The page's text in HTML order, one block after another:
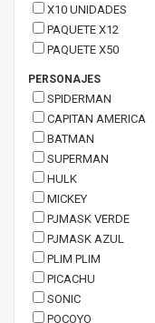
X10 UNIDADES
PAQUETE X12
PAQUETE X50
PERSONAJES
SPIDERMAN
CAPITAN AMERICA
BATMAN
SUPERMAN
HULK
MICKEY
PJMASK VERDE
PJMASK AZUL
PLIM PLIM
PICACHU
SONIC
POCOYO